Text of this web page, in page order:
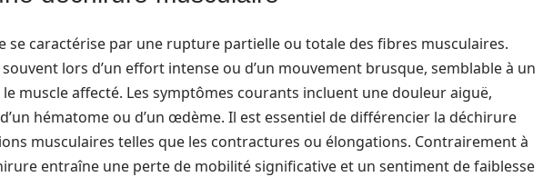
se caractérise par une rupture partielle ou totale des fibres musculaires.
lors d’un effort intense ou d’un mouvement brusque, semblable à un
muscle affecté. Les symptômes courants incluent une douleur aiguë,
hématome ou d’un œdème. Il est essentiel de différencier la déchirure
musculaires telles que les contractures ou élongations. Contrairement à
entraîne une perte de mobilité significative et un sentiment de faiblesse